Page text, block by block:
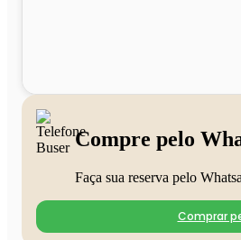
Compre pelo
Faça sua reserva pelo
Comprar